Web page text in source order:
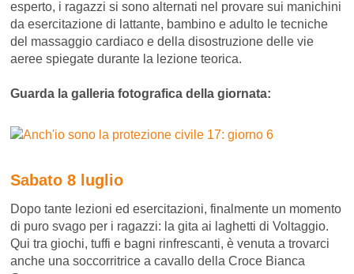
esperto, i ragazzi si sono alternati nel provare sui manichini
da esercitazione di lattante, bambino e adulto le tecniche
del massaggio cardiaco e della disostruzione delle vie
aeree spiegate durante la lezione teorica.
Guarda la galleria fotografica della giornata:
Sabato 8 luglio
Dopo tante lezioni ed esercitazioni, finalmente un momento
di puro svago per i ragazzi: la gita ai laghetti di Voltaggio.
Qui tra giochi, tuffi e bagni rinfrescanti, è venuta a trovarci
anche una soccorritrice a cavallo della Croce Bianca